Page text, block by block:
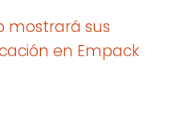
mostrará sus
en Empack